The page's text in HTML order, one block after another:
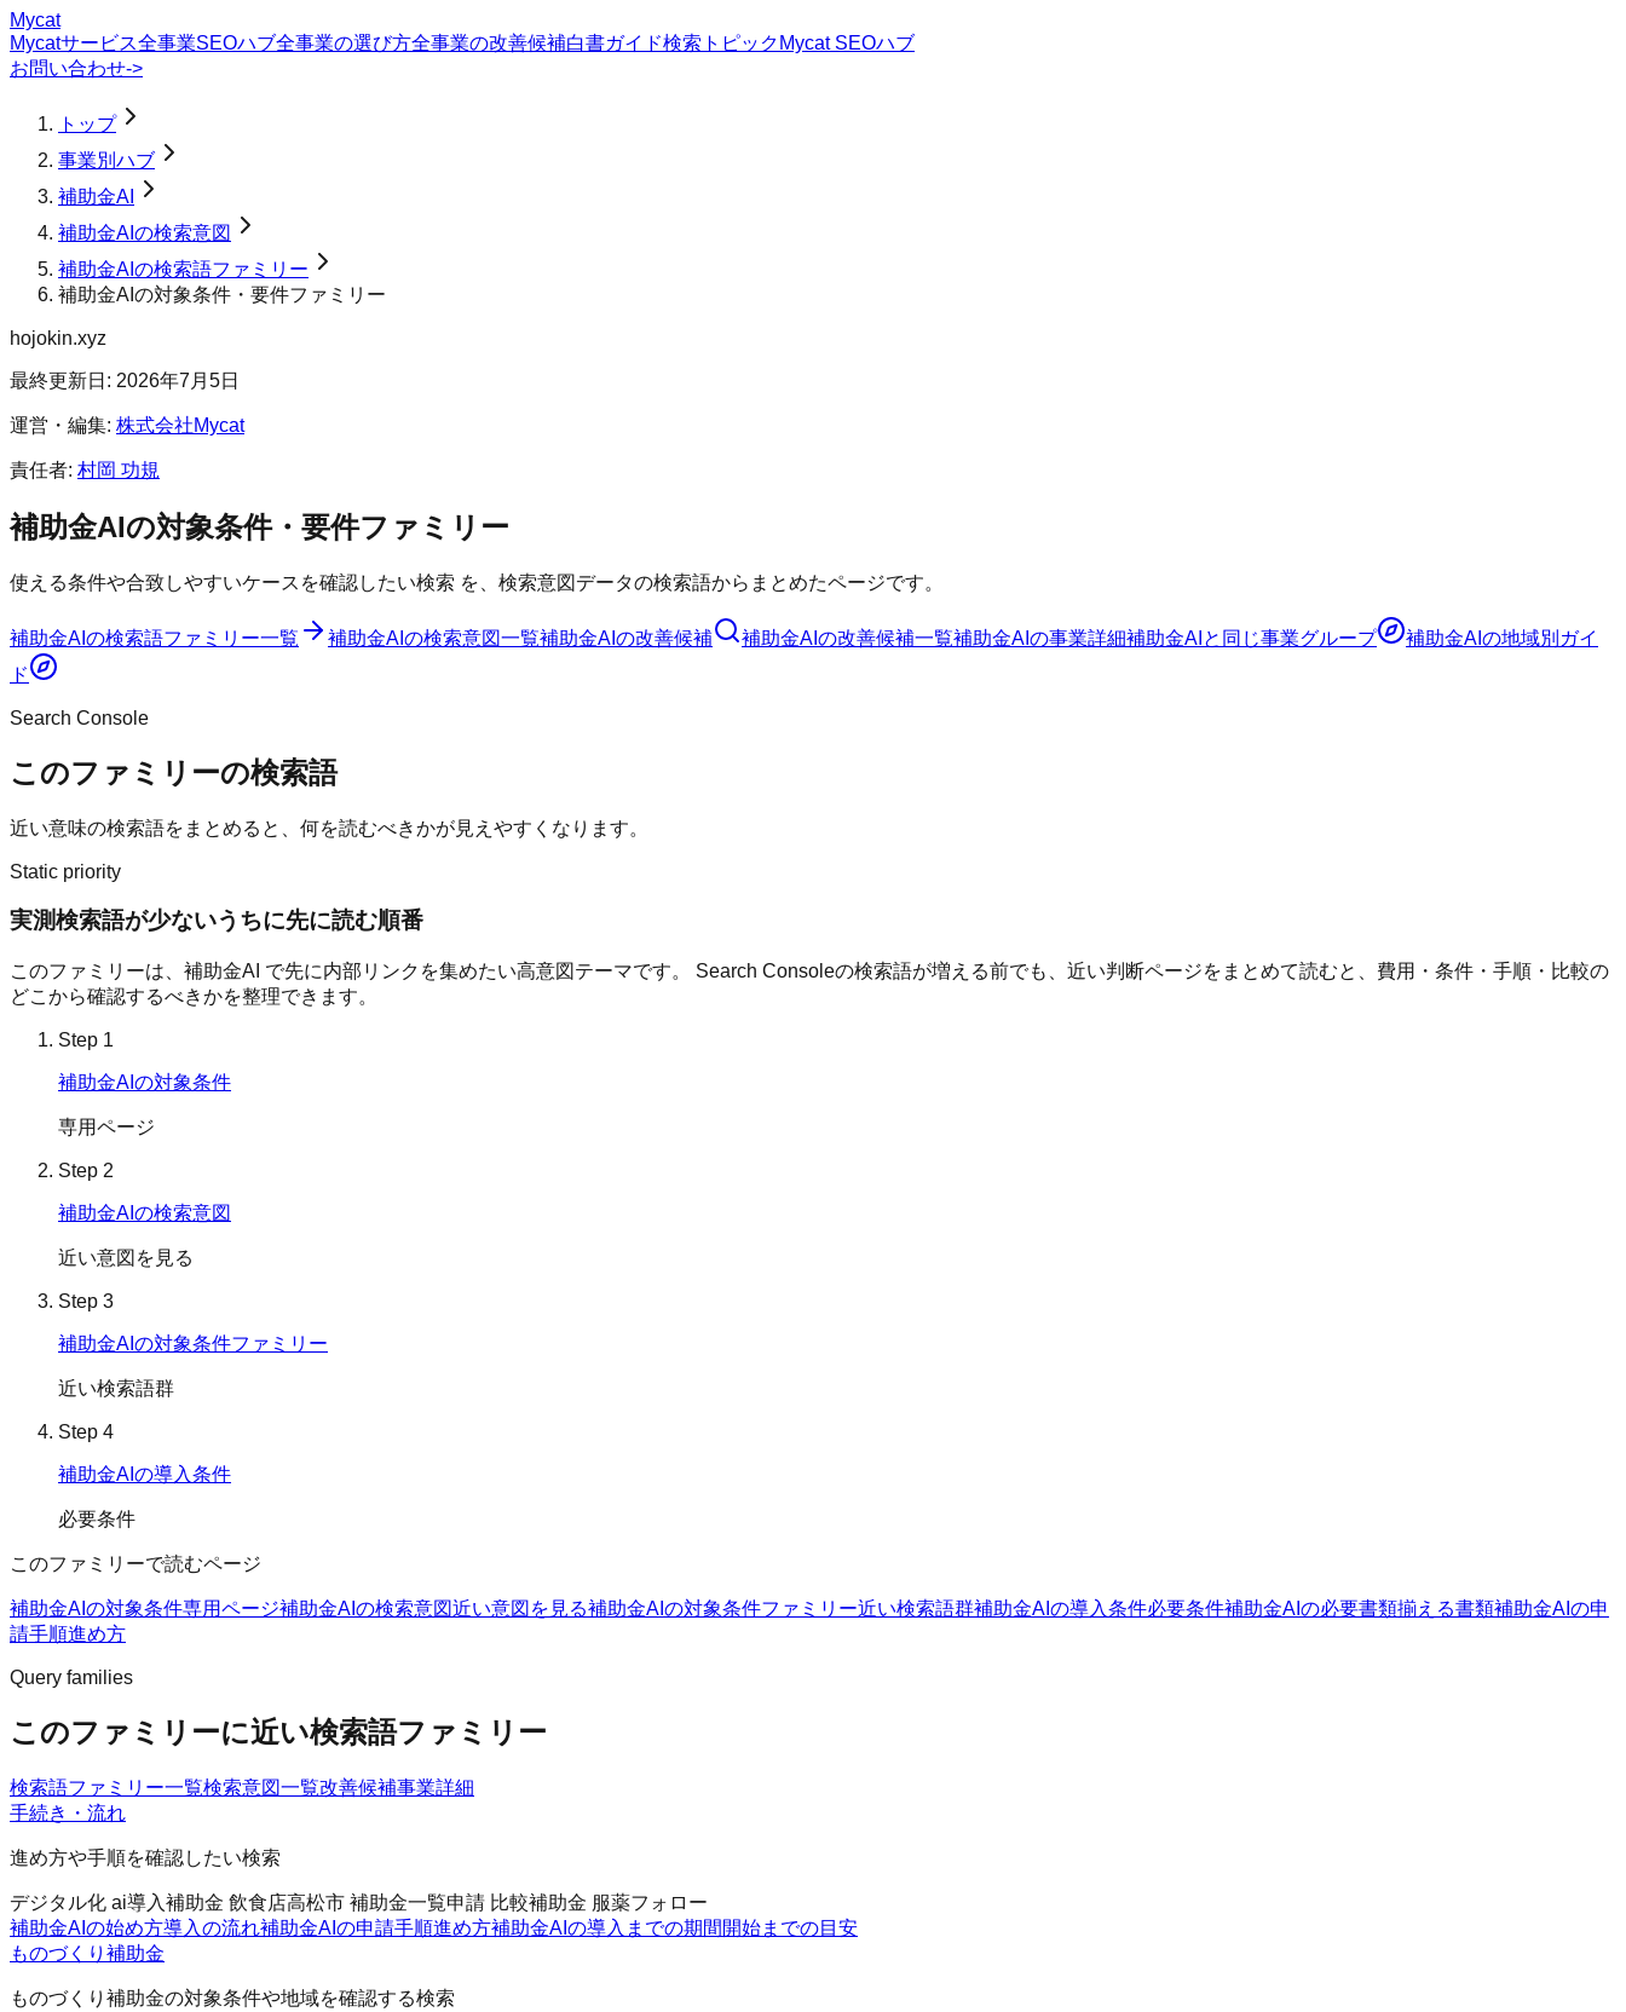
Mycat
Mycatサービス全事業SEOハブ全事業の選び方全事業の改善候補白書ガイド検索トピック Mycat SEOハブ
お問い合わせ->
トップ
事業別ハブ
補助金AI
補助金AIの検索意図
補助金AIの検索語ファミリー
補助金AIの対象条件・要件ファミリー
hojokin.xyz
最終更新日: 2026年7月5日
運営・編集: 株式会社Mycat
責任者: 村岡 功規
補助金AIの対象条件・要件ファミリー
使える条件や合致しやすいケースを確認したい検索 を、検索意図データの検索語からまとめたページです。
補助金AI の検索語ファミリー一覧 補助金AI の検索意図一覧補助金AI の改善候補 補助金AI の改善候補一覧補助金AI の事業詳細補助金AI と同じ事業グループ 補助金AI の地域別ガイ
ド
Search Console
このファミリーの検索語
近い意味の検索語をまとめると、何を読むべきかが見えやすくなります。
Static priority
実測検索語が少ないうちに先に読む順番
このファミリーは、 補助金AI で先に内部リンクを集めたい高意図テーマです。 Search Consoleの検索語が増える前でも、近い判断ページをまとめて読むと、費用・条件・手順・比較の
どこから確認するべきかを整理できます。
Step 1
補助金AIの対象条件
専用ページ
Step 2
補助金AIの検索意図
近い意図を見る
Step 3
補助金AIの対象条件ファミリー
近い検索語群
Step 4
補助金AIの導入条件
必要条件
このファミリーで読むページ
補助金AIの対象条件専用ページ補助金AIの検索意図近い意図を見る補助金AIの対象条件ファミリー近い検索語群補助金AIの導入条件必要条件補助金AIの必要書類揃える書類補助金AIの申
請手順進め方
Query families
このファミリーに近い検索語ファミリー
検索語ファミリー一覧検索意図一覧改善候補事業詳細
手続き・流れ
進め方や手順を確認したい検索
デジタル化 ai導入補助金 飲食店高松市 補助金一覧申請 比較補助金 服薬フォロー
補助金AIの始め方導入の流れ補助金AIの申請手順進め方補助金AIの導入までの期間 開始までの目安
ものづくり補助金
ものづくり補助金の対象条件や地域を確認する検索